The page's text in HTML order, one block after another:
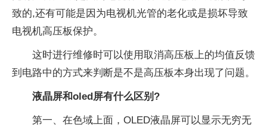
致的,还有可能是因为电视机光管的老化或是损坏导致
电视机高压板保护。
这时进行维修时可以使用取消高压板上的均值反馈
到电路中的方式来判断是不是高压板本身出现了问题。
液晶屏和oled屏有什么区别?
第一、在色域上面，OLED液晶屏可以显示无穷无